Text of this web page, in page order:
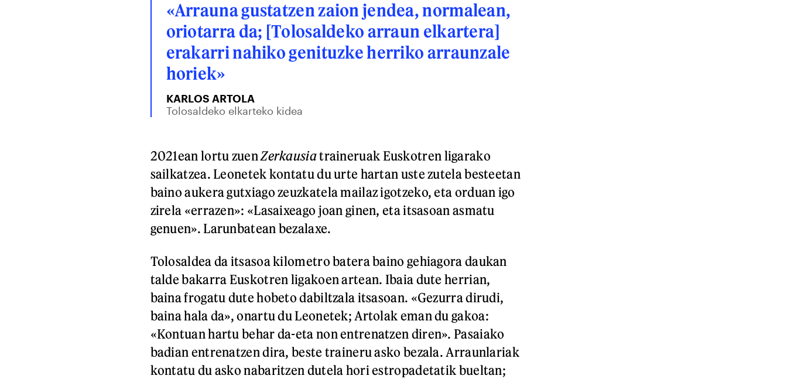
«Arrauna gustatzen zaion jendea, normalean,
oriotarra da; [Tolosaldeko arraun elkartera]
erakarri nahiko genituzke herriko arraunzale
horiek»
KARLOS ARTOLA
Tolosaldeko elkarteko kidea
2021ean lortu zuenZerkausiatraineruak Euskotren ligarako
sailkatzea. Leonetek kontatu du urte hartan uste zutela besteetan
baino aukera gutxiago zeuzkatela mailaz igotzeko, eta orduan igo
zirela «errazen»: «Lasaixeago joan ginen, eta itsasoan asmatu
genuen». Larunbatean bezalaxe.
Tolosaldea da itsasoa kilometro batera baino gehiagora daukan
talde bakarra Euskotren ligakoen artean. Ibaia dute herrian,
baina frogatu dute hobeto dabiltzala itsasoan. «Gezurra dirudi,
baina hala da», onartu du Leonetek; Artolak eman du gakoa:
«Kontuan hartu behar da-eta non entrenatzen diren». Pasaiako
badian entrenatzen dira, beste traineru asko bezala. Arraunlariak
kontatu du asko nabaritzen dutela hori estropadetatik bueltan;